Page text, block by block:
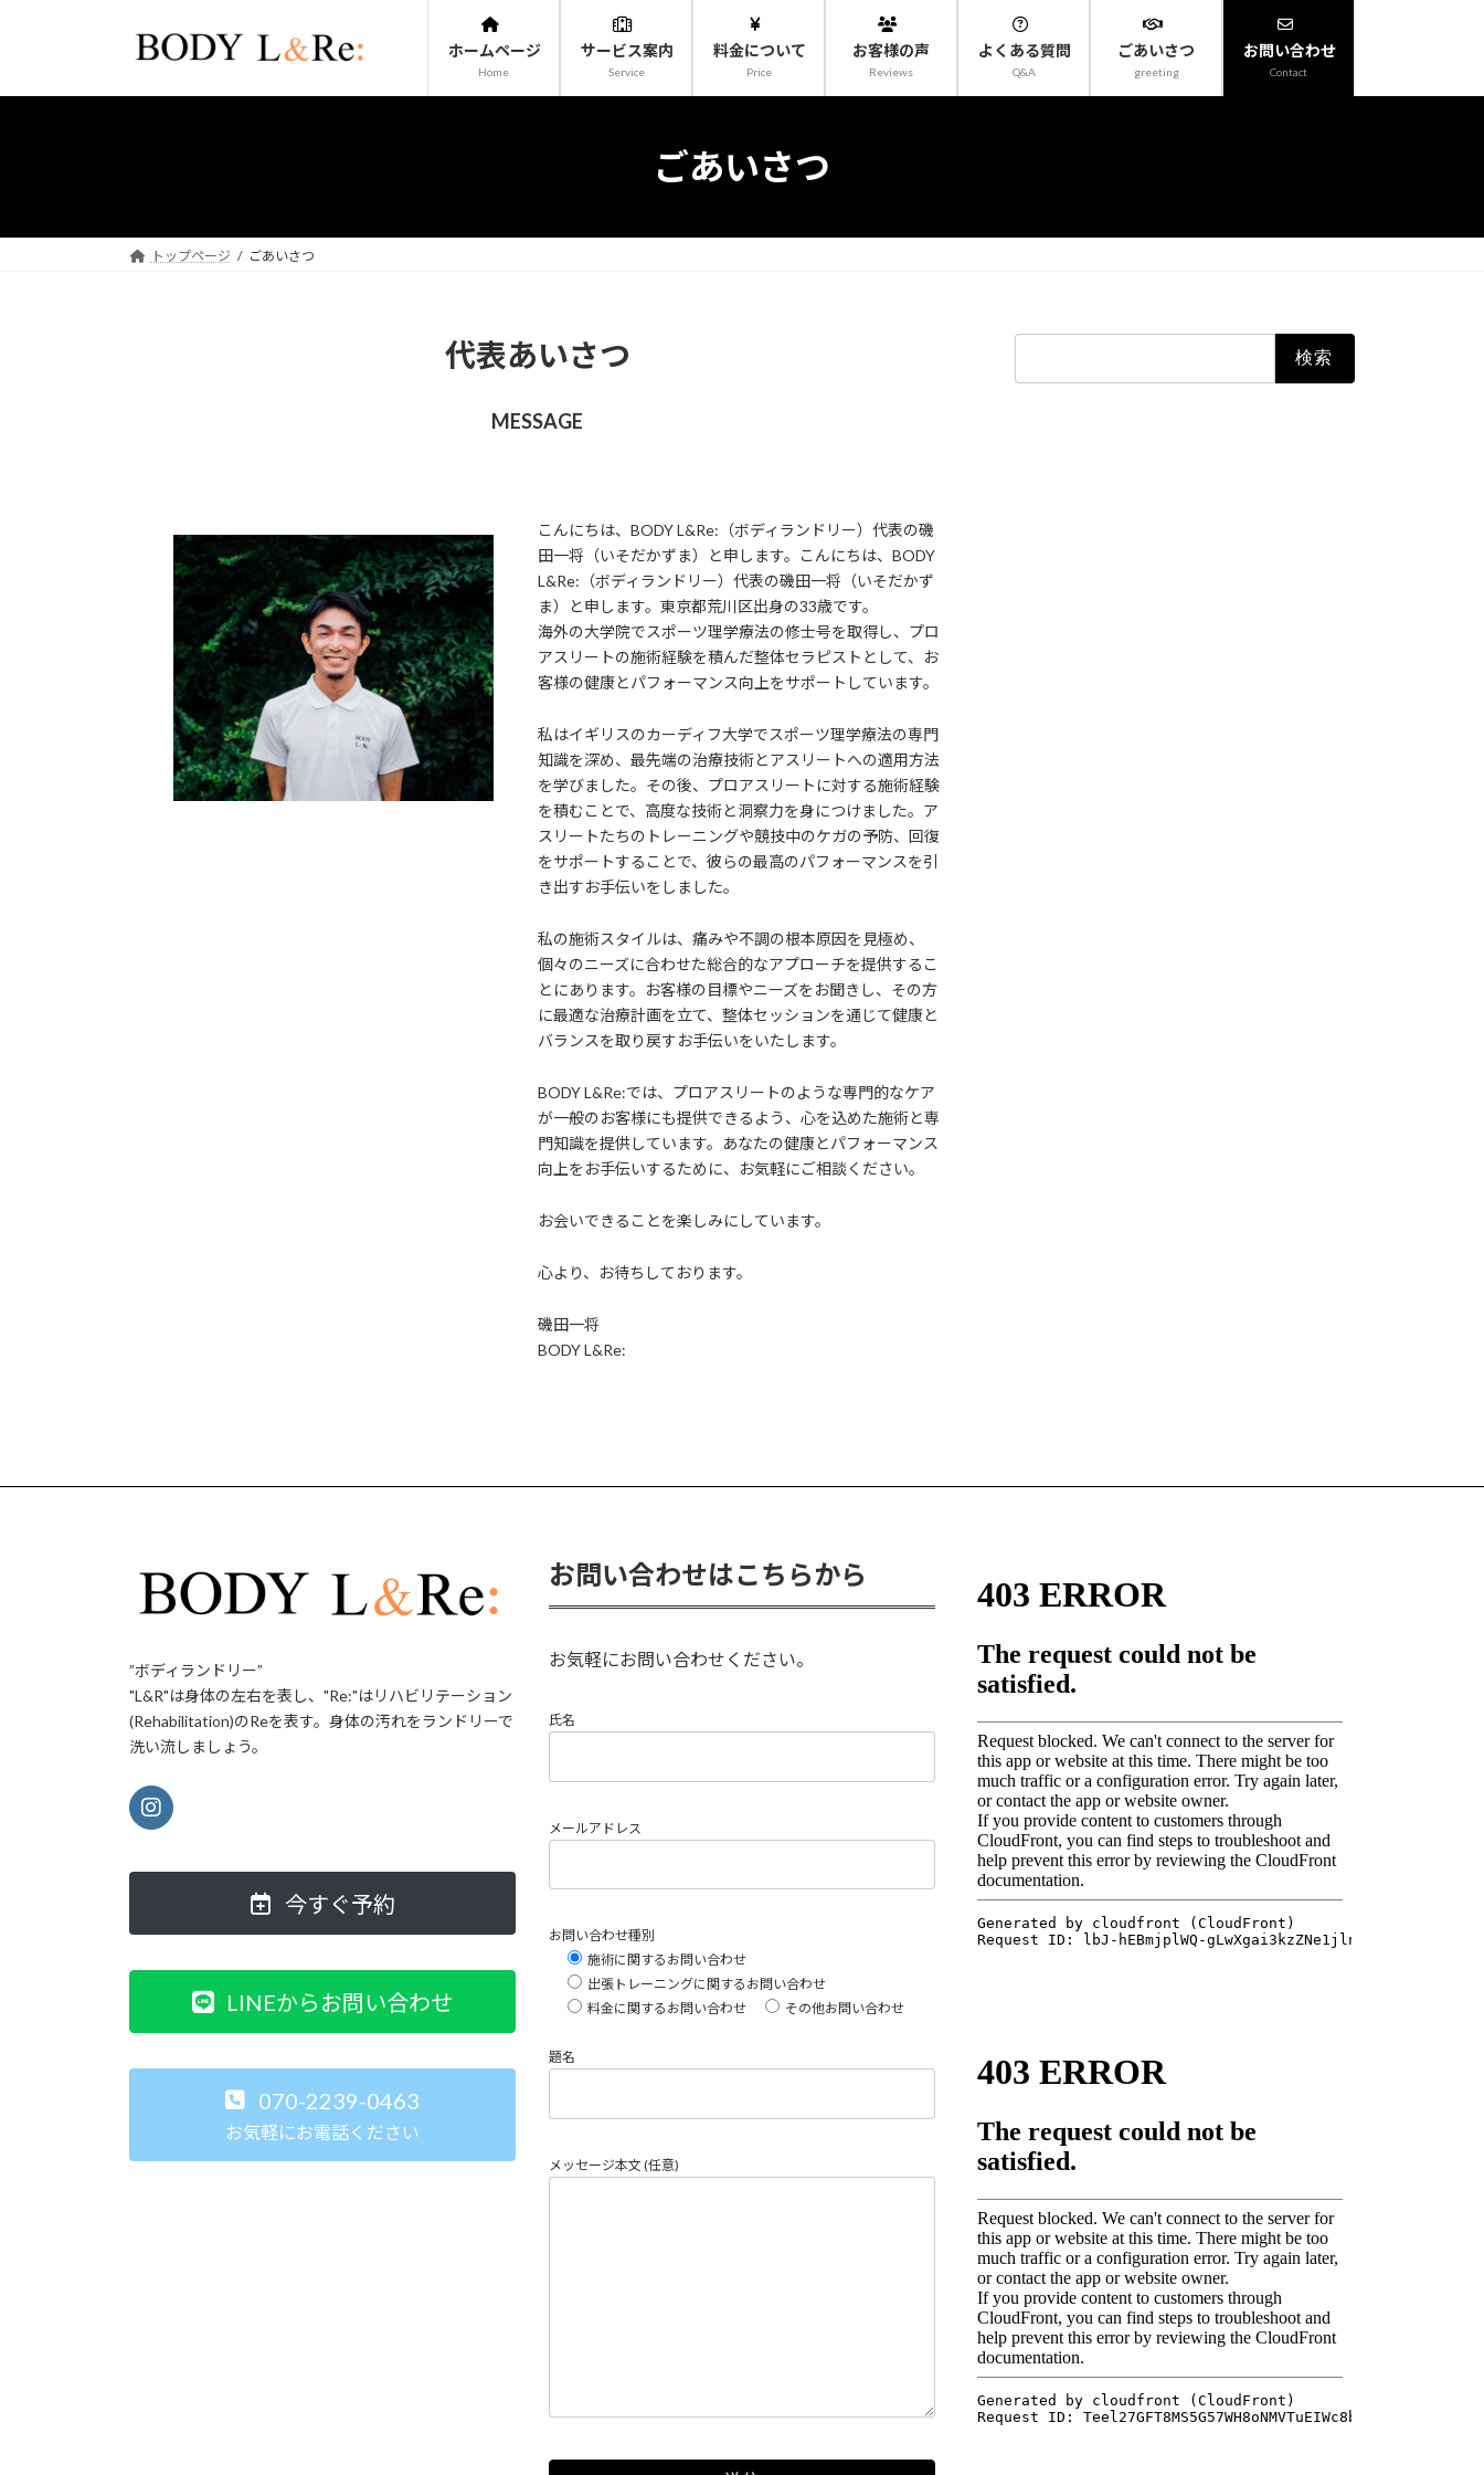
ン
ー
ホームページ
Home
サービス案内
Service
料金について
Price
お客様の声
Reviews
よくある質問
Q&A
ごあいさつ
greeting
お問い合わせ
Contact
ごあいさつ
トップページ ごあいさつ
代表あいさつ
MESSAGE
こんにちは、BODY L&Re:（ボディランドリー）代表の磯
田一将（いそだかずま）と申します。こんにちは、BODY
L&Re:（ボディランドリー）代表の磯田一将（いそだかず
ま）と申します。東京都荒川区出身の33歳です。
海外の大学院でスポーツ理学療法の修士号を取得し、プロ
アスリートの施術経験を積んだ整体セラピストとして、お
客様の健康とパフォーマンス向上をサポートしています。
私はイギリスのカーディフ大学でスポーツ理学療法の専門
知識を深め、最先端の治療技術とアスリートへの適用方法
を学びました。その後、プロアスリートに対する施術経験
を積むことで、高度な技術と洞察力を身につけました。ア
スリートたちのトレーニングや競技中のケガの予防、回復
をサポートすることで、彼らの最高のパフォーマンスを引
き出すお手伝いをしました。
私の施術スタイルは、痛みや不調の根本原因を見極め、
個々のニーズに合わせた総合的なアプローチを提供するこ
とにあります。お客様の目標やニーズをお聞きし、その方
に最適な治療計画を立て、整体セッションを通じて健康と
バランスを取り戻すお手伝いをいたします。
BODY L&Re:では、プロアスリートのような専門的なケア
が一般のお客様にも提供できるよう、心を込めた施術と専
門知識を提供しています。あなたの健康とパフォーマンス
向上をお手伝いするために、お気軽にご相談ください。
お会いできることを楽しみにしています。
心より、お待ちしております。
磯田一将
BODY L&Re:
”ボディランドリー”
"L&R"は身体の左右を表し、"Re:"はリハビリテーション
(Rehabilitation)のReを表す。身体の汚れをランドリーで
洗い流しましょう。
今すぐ予約
LINEからお問い合わせ
070-2239-0463
お気軽にお電話ください
お問い合わせはこちらから
お気軽にお問い合わせください。
氏名
メールアドレス
お問い合わせ種別
施術に関するお問い合わせ
出張トレーニングに関するお問い合わせ
料金に関するお問い合わせ
その他お問い合わせ
題名
メッセージ本文 (任意)